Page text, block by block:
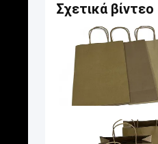
Σχετικά βίντεο